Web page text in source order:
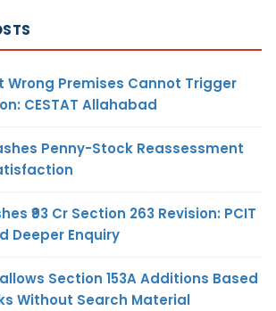
Wrong Premises Cannot Trigger
CESTAT Allahabad
Penny-Stock Reassessment
₹93 Cr Section 263 Revision: PCIT
Deeper Enquiry
Section 153A Additions Based
Without Search Material